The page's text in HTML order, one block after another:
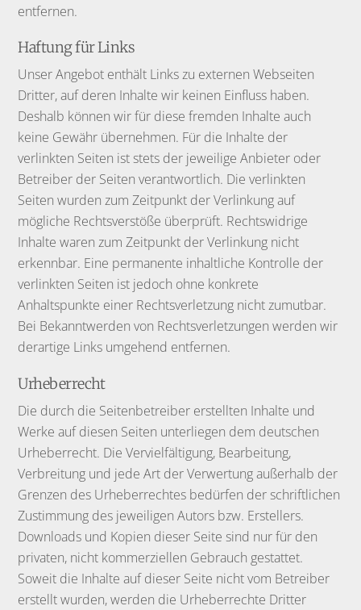
entfernen.
Haftung für Links
Unser Angebot enthält Links zu externen Webseiten
Dritter, auf deren Inhalte wir keinen Einfluss haben.
Deshalb können wir für diese fremden Inhalte auch
keine Gewähr übernehmen. Für die Inhalte der
verlinkten Seiten ist stets der jeweilige Anbieter oder
Betreiber der Seiten verantwortlich. Die verlinkten
Seiten wurden zum Zeitpunkt der Verlinkung auf
mögliche Rechtsverstöße überprüft. Rechtswidrige
Inhalte waren zum Zeitpunkt der Verlinkung nicht
erkennbar. Eine permanente inhaltliche Kontrolle der
verlinkten Seiten ist jedoch ohne konkrete
Anhaltspunkte einer Rechtsverletzung nicht zumutbar.
Bei Bekanntwerden von Rechtsverletzungen werden wir
derartige Links umgehend entfernen.
Urheberrecht
Die durch die Seitenbetreiber erstellten Inhalte und
Werke auf diesen Seiten unterliegen dem deutschen
Urheberrecht. Die Vervielfältigung, Bearbeitung,
Verbreitung und jede Art der Verwertung außerhalb der
Grenzen des Urheberrechtes bedürfen der schriftlichen
Zustimmung des jeweiligen Autors bzw. Erstellers.
Downloads und Kopien dieser Seite sind nur für den
privaten, nicht kommerziellen Gebrauch gestattet.
Soweit die Inhalte auf dieser Seite nicht vom Betreiber
erstellt wurden, werden die Urheberrechte Dritter